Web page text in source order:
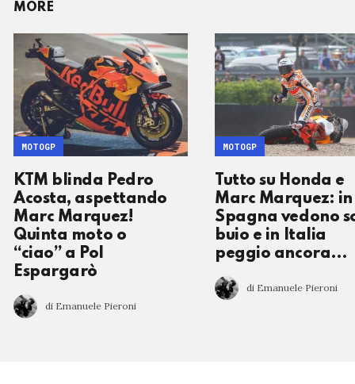
MORE
KTM blinda Pedro
Acosta, aspettando
Marc Marquez!
Quinta moto o
“ciao” a Pol
Espargarò
di Emanuele Pieroni
MOTOGP
Tutto su Honda e
Marc Marquez: in
Spagna vedono
buio e in Italia
peggio ancora…
di Emanuele Pieroni
MOTOGP